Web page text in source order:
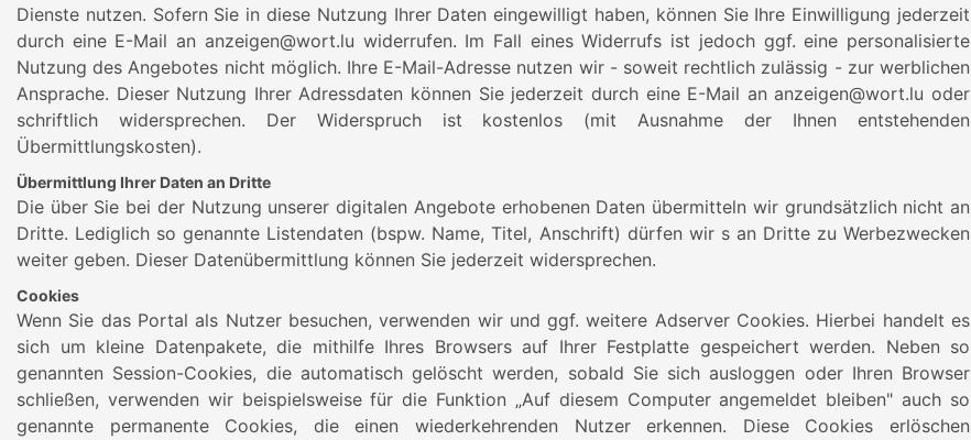
Dienste nutzen. Sofern Sie in diese Nutzung Ihrer Daten eingewilligt haben, können Sie Ihre Einwilligung jederzeit
durch eine E-Mail an anzeigen@wort.lu widerrufen. Im Fall eines Widerrufs ist jedoch ggf. eine personalisierte
Nutzung des Angebotes nicht möglich. Ihre E-Mail-Adresse nutzen wir - soweit rechtlich zulässig - zur werblichen
Ansprache. Dieser Nutzung Ihrer Adressdaten können Sie jederzeit durch eine E-Mail an anzeigen@wort.lu oder
schriftlich widersprechen. Der Widerspruch ist kostenlos (mit Ausnahme der Ihnen entstehenden
Übermittlungskosten).
Übermittlung Ihrer Daten an Dritte
Die über Sie bei der Nutzung unserer digitalen Angebote erhobenen Daten übermitteln wir grundsätzlich nicht an
Dritte. Lediglich so genannte Listendaten (bspw. Name, Titel, Anschrift) dürfen wir s an Dritte zu Werbezwecken
weiter geben. Dieser Datenübermittlung können Sie jederzeit widersprechen.
Cookies
Wenn Sie das Portal als Nutzer besuchen, verwenden wir und ggf. weitere Adserver Cookies. Hierbei handelt es
sich um kleine Datenpakete, die mithilfe Ihres Browsers auf Ihrer Festplatte gespeichert werden. Neben so
genannten Session-Cookies, die automatisch gelöscht werden, sobald Sie sich ausloggen oder Ihren Browser
schließen, verwenden wir beispielsweise für die Funktion „Auf diesem Computer angemeldet bleiben" auch so
genannte permanente Cookies, die einen wiederkehrenden Nutzer erkennen. Diese Cookies erlöschen